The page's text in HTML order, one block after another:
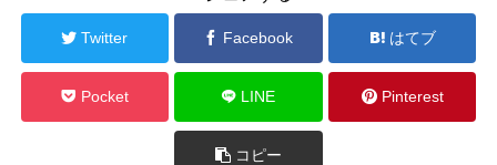
Twitter Facebook はてブ
Pocket LINE Pinterest
コピー